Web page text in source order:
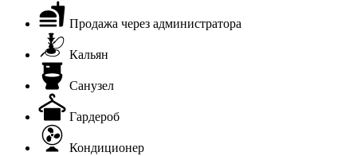
Продажа через администратора
Кальян
Санузел
Гардероб
Кондиционер